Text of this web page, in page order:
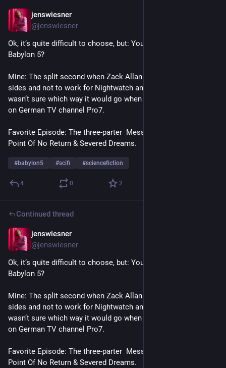
jenswiesner
@jenswiesner
Ok, it’s quite difficult to choose, but: Your favorite moment of
Babylon 5?
Mine: The split second when Zack Allan decides to switch
sides and not to work for Nightwatch anymore. I actually
wasn’t sure which way it would go when I saw it first as a teen
on German TV channel Pro7.
Favorite Episode: The three-parter  Messages From Earth,
Point Of No Return & Severed Dreams.
#babylon5 #scifi #sciencefiction
4 0 2
Continued thread
jenswiesner
@jenswiesner
Ok, it’s quite difficult to choose, but: Your favorite moment of
Babylon 5?
Mine: The split second when Zack Allan decides to switch
sides and not to work for Nightwatch anymore. I actually
wasn’t sure which way it would go when I saw it first as a teen
on German TV channel Pro7.
Favorite Episode: The three-parter  Messages From Earth,
Point Of No Return & Severed Dreams.